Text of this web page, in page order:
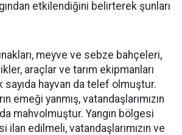
etkilendiğini belirterek şunları
meyve ve sebze bahçeleri,
araçlar ve tarım ekipmanları
sayıda hayvan da telef olmuştur.
emeği yanmış, vatandaşlarımızın
mahvolmuştur. Yangın bölgesi
ilan edilmeli, vatandaşlarımızın ve